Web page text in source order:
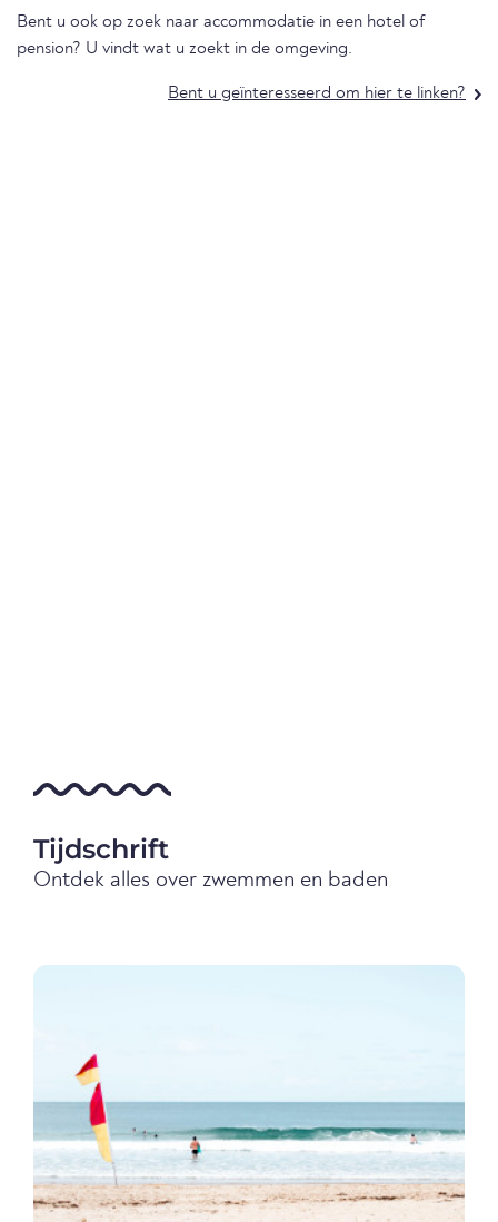
Bent u ook op zoek naar accommodatie in een hotel of
pension? U vindt wat u zoekt in de omgeving.
Bent u geïnteresseerd om hier te linken?
Tijdschrift
Ontdek alles over zwemmen en baden